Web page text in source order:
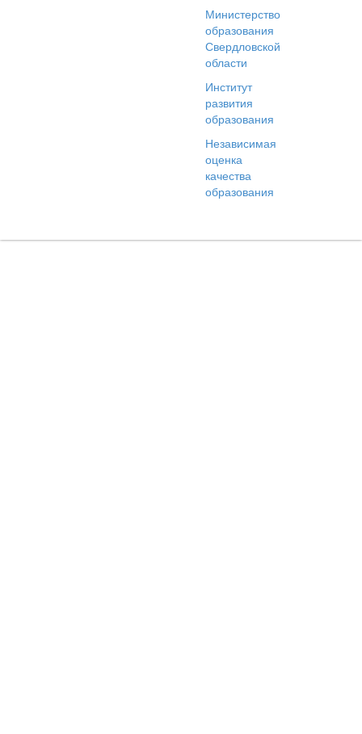
Министерство
образования
Свердловской
области
Институт
развития
образования
Независимая
оценка
качества
образования